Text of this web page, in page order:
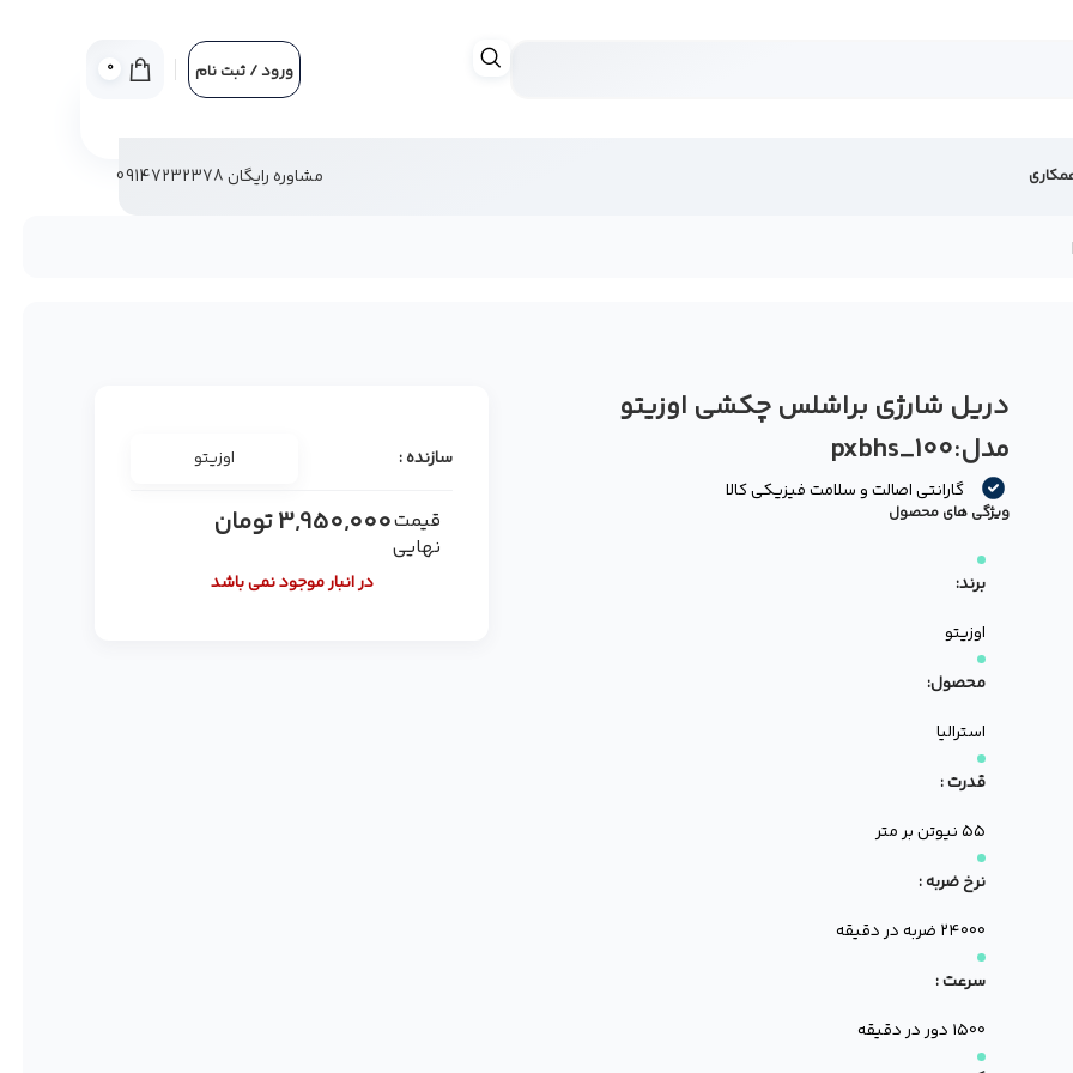
ورود / ثبت نام 0
مشاوره رایگان 09147232378
دریل شارژی براشلس چکشی اوزیتو
مدل:pxbhs_100
گارانتی اصالت و سلامت فیزیکی کالا
ویژگی های محصول
برند:
اوزیتو
محصول:
استرالیا
قدرت :
۵۵ نیوتن بر متر
نرخ ضربه :
۲۴۰۰۰ ضربه در دقیقه
سرعت :
۱۵۰۰ دور در دقیقه
سازنده : اوزیتو
قیمت
نهایی
3,950,000تومان
در انبار موجود نمی باشد